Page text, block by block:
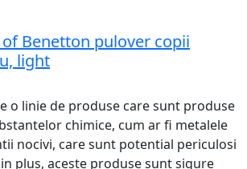
Benetton pulover copii
light
o linie de produse care sunt produse
chimice, cum ar fi metalele
nocivi, care sunt potential periculosi
plus, aceste produse sunt sigure